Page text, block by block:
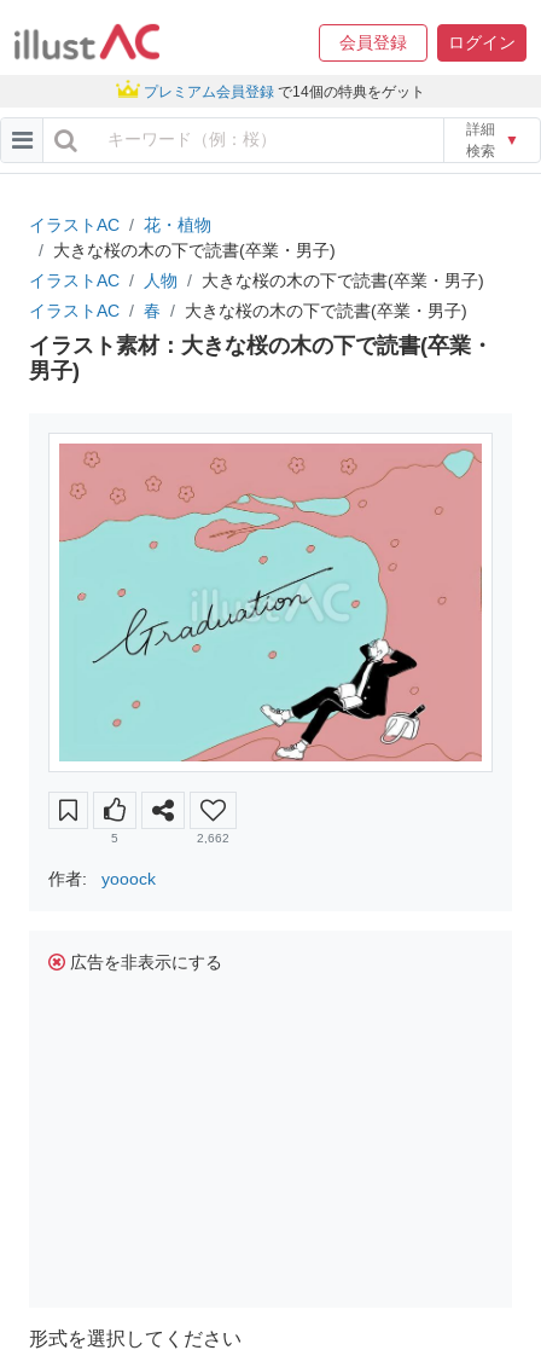
会員登録 ログイン
プレミアム会員登録 で14個の特典をゲット
詳細
検索
▼
イラストAC
花・植物
大きな桜の木の下で読書(卒業・男子)
イラストAC
人物
大きな桜の木の下で読書(卒業・男子)
イラストAC
春 大きな桜の木の下で読書(卒業・男子)
イラスト素材：大きな桜の木の下で読書(卒業・
男子)
5 2,662
作者: yooock
広告を非表示にする
形式を選択してください